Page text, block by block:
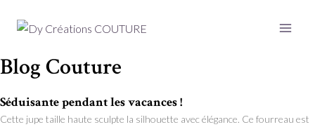
Blog Couture
Séduisante pendant les vacances !
Cette jupe taille haute sculpte la silhouette avec élégance. Ce fourreau est